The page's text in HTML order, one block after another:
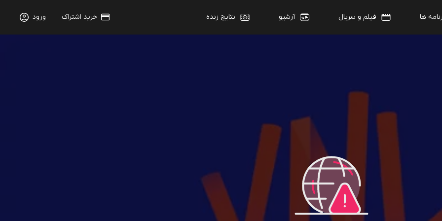
ها فیلم و سریال آرشیو نتایج زنده خرید اشتراک ورود